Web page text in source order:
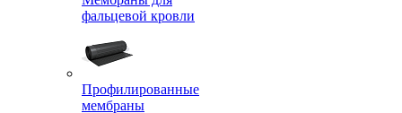
фальцевой кровли
Профилированные
мембраны